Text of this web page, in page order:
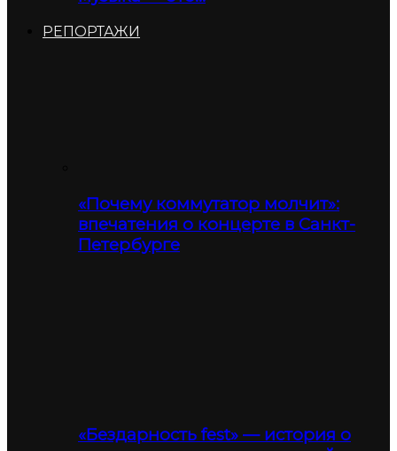
РЕПОРТАЖИ
«Почему коммутатор молчит»:
впечатения о концерте в Санкт-
Петербурге
«Бездарность fest» — история о